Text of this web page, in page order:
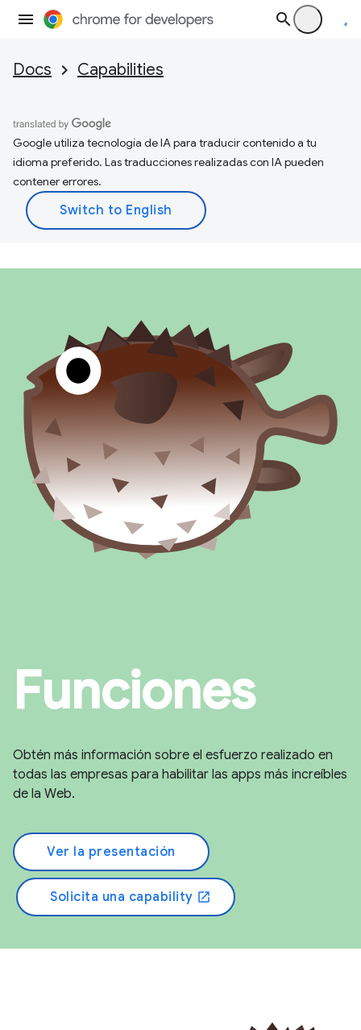
Docs Capabilities
Google utiliza tecnología de IA para traducir contenido a tu
idioma preferido. Las traducciones realizadas con IA pueden
contener errores.
Funciones
Obtén más información sobre el esfuerzo realizado en
todas las empresas para habilitar las apps más increíbles
de la Web.
Ver la presentación
Solicita una capability open_in_new